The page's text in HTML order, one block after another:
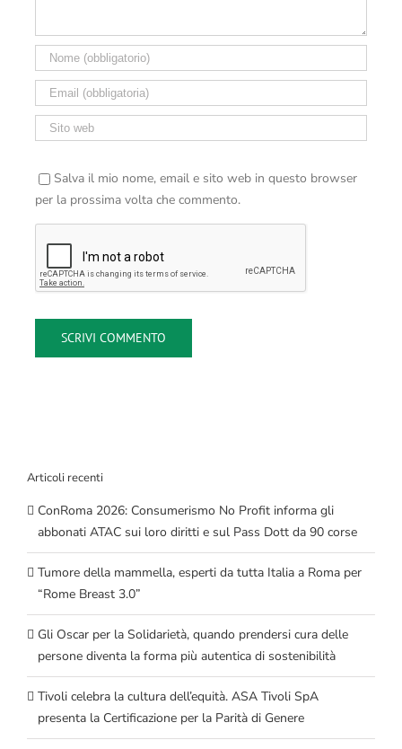
Salva il mio nome, email e sito web in questo browser
per la prossima volta che commento.
Articoli recenti
ConRoma 2026: Consumerismo No Profit informa gli
abbonati ATAC sui loro diritti e sul Pass Dott da 90 corse
Tumore della mammella, esperti da tutta Italia a Roma per
“Rome Breast 3.0”
Gli Oscar per la Solidarietà, quando prendersi cura delle
persone diventa la forma più autentica di sostenibilità
Tivoli celebra la cultura dell’equità. ASA Tivoli SpA
presenta la Certificazione per la Parità di Genere